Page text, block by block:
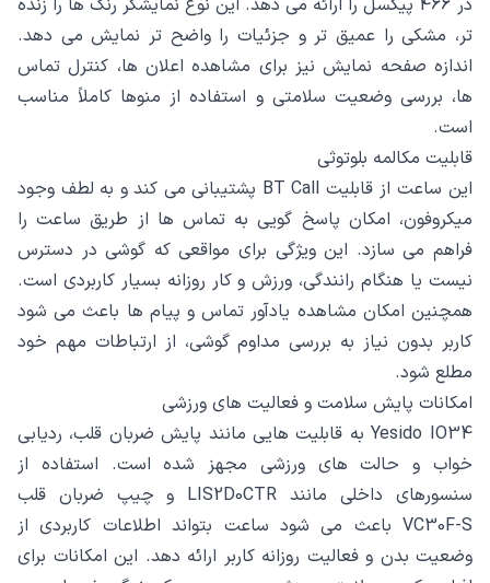
تر، مشکی را عمیق تر و جزئیات را واضح تر نمایش می دهد.
اندازه صفحه نمایش نیز برای مشاهده اعلان ها، کنترل تماس
ها، بررسی وضعیت سلامتی و استفاده از منوها کاملاً مناسب
است.
قابلیت مکالمه بلوتوثی
این ساعت از قابلیت BT Call پشتیبانی می کند و به لطف وجود
میکروفون، امکان پاسخ گویی به تماس ها از طریق ساعت را
فراهم می سازد. این ویژگی برای مواقعی که گوشی در دسترس
نیست یا هنگام رانندگی، ورزش و کار روزانه بسیار کاربردی است.
همچنین امکان مشاهده یادآور تماس و پیام ها باعث می شود
کاربر بدون نیاز به بررسی مداوم گوشی، از ارتباطات مهم خود
مطلع شود.
امکانات پایش سلامت و فعالیت های ورزشی
Yesido IO34 به قابلیت هایی مانند پایش ضربان قلب، ردیابی
خواب و حالت های ورزشی مجهز شده است. استفاده از
سنسورهای داخلی مانند LIS2D0CTR و چیپ ضربان قلب
VC30F-S باعث می شود ساعت بتواند اطلاعات کاربردی از
وضعیت بدن و فعالیت روزانه کاربر ارائه دهد. این امکانات برای